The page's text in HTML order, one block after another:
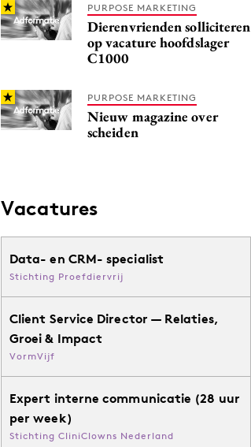
PURPOSE MARKETING
Dierenvrienden solliciteren
op vacature hoofdslager
C1000
PURPOSE MARKETING
Nieuw magazine over
scheiden
Vacatures
Data- en CRM- specialist
Stichting Proefdiervrij
Client Service Director — Relaties,
Groei & Impact
VormVijf
Expert interne communicatie (28 uur
per week)
Stichting CliniClowns Nederland